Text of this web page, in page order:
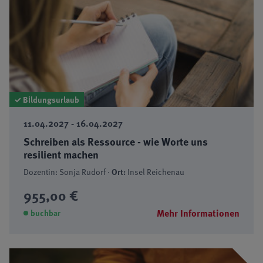
✓ Bildungsurlaub
11.04.2027 - 16.04.2027
Schreiben als Ressource - wie Worte uns
resilient machen
Dozentin: Sonja Rudorf ·Ort: Insel Reichenau
955,00 €
buchbar Mehr Informationen